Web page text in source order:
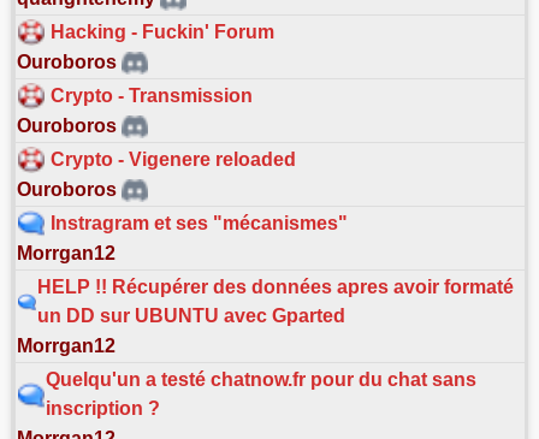
Hacking - Fuckin' Forum
Ouroboros
Crypto - Transmission
Ouroboros
Crypto - Vigenere reloaded
Ouroboros
Instragram et ses "mécanismes"
Morrgan12
HELP !! Récupérer des données apres avoir formaté
un DD sur UBUNTU avec Gparted
Morrgan12
Quelqu'un a testé chatnow.fr pour du chat sans
inscription ?